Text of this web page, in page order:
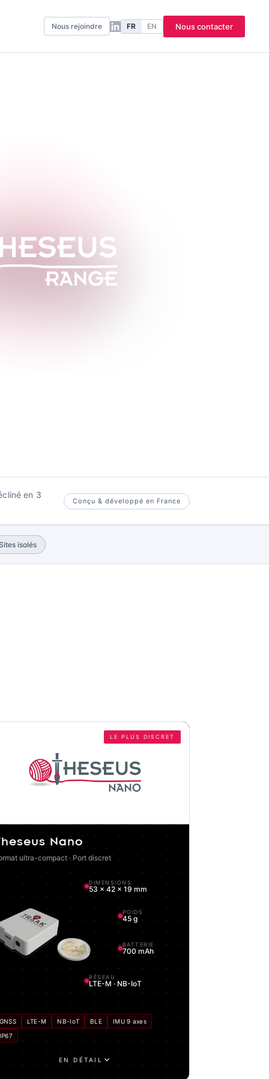
Nous rejoindre FR EN Nous contacter
en 3
Conçu & développé en France
isolés
LE PLUS DISCRET
Nano
ultra-compact · Port discret
DIMENSIONS
53 × 42 × 19 mm
POIDS
45 g
BATTERIE
700 mAh
RÉSEAU
LTE-M · NB-IoT
LTE-M NB-IoT BLE
IMU 9 axes
EN DÉTAIL